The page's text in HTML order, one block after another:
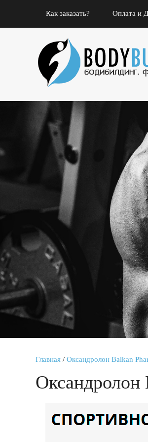
Как заказать? Оплата и
Главная / Оксандролон Balkan
Оксандролон